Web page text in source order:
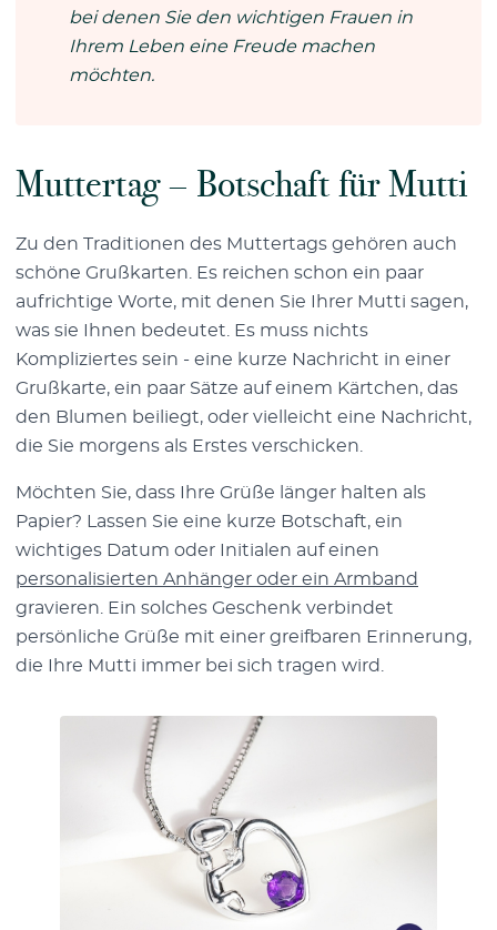
bei denen Sie den wichtigen Frauen in
Ihrem Leben eine Freude machen
möchten.
Muttertag – Botschaft für Mutti
Zu den Traditionen des Muttertags gehören auch
schöne Grußkarten. Es reichen schon ein paar
aufrichtige Worte, mit denen Sie Ihrer Mutti sagen,
was sie Ihnen bedeutet. Es muss nichts
Kompliziertes sein - eine kurze Nachricht in einer
Grußkarte, ein paar Sätze auf einem Kärtchen, das
den Blumen beiliegt, oder vielleicht eine Nachricht,
die Sie morgens als Erstes verschicken.
Möchten Sie, dass Ihre Grüße länger halten als
Papier? Lassen Sie eine kurze Botschaft, ein
wichtiges Datum oder Initialen auf einen
personalisierten Anhänger oder ein Armband
gravieren. Ein solches Geschenk verbindet
persönliche Grüße mit einer greifbaren Erinnerung,
die Ihre Mutti immer bei sich tragen wird.